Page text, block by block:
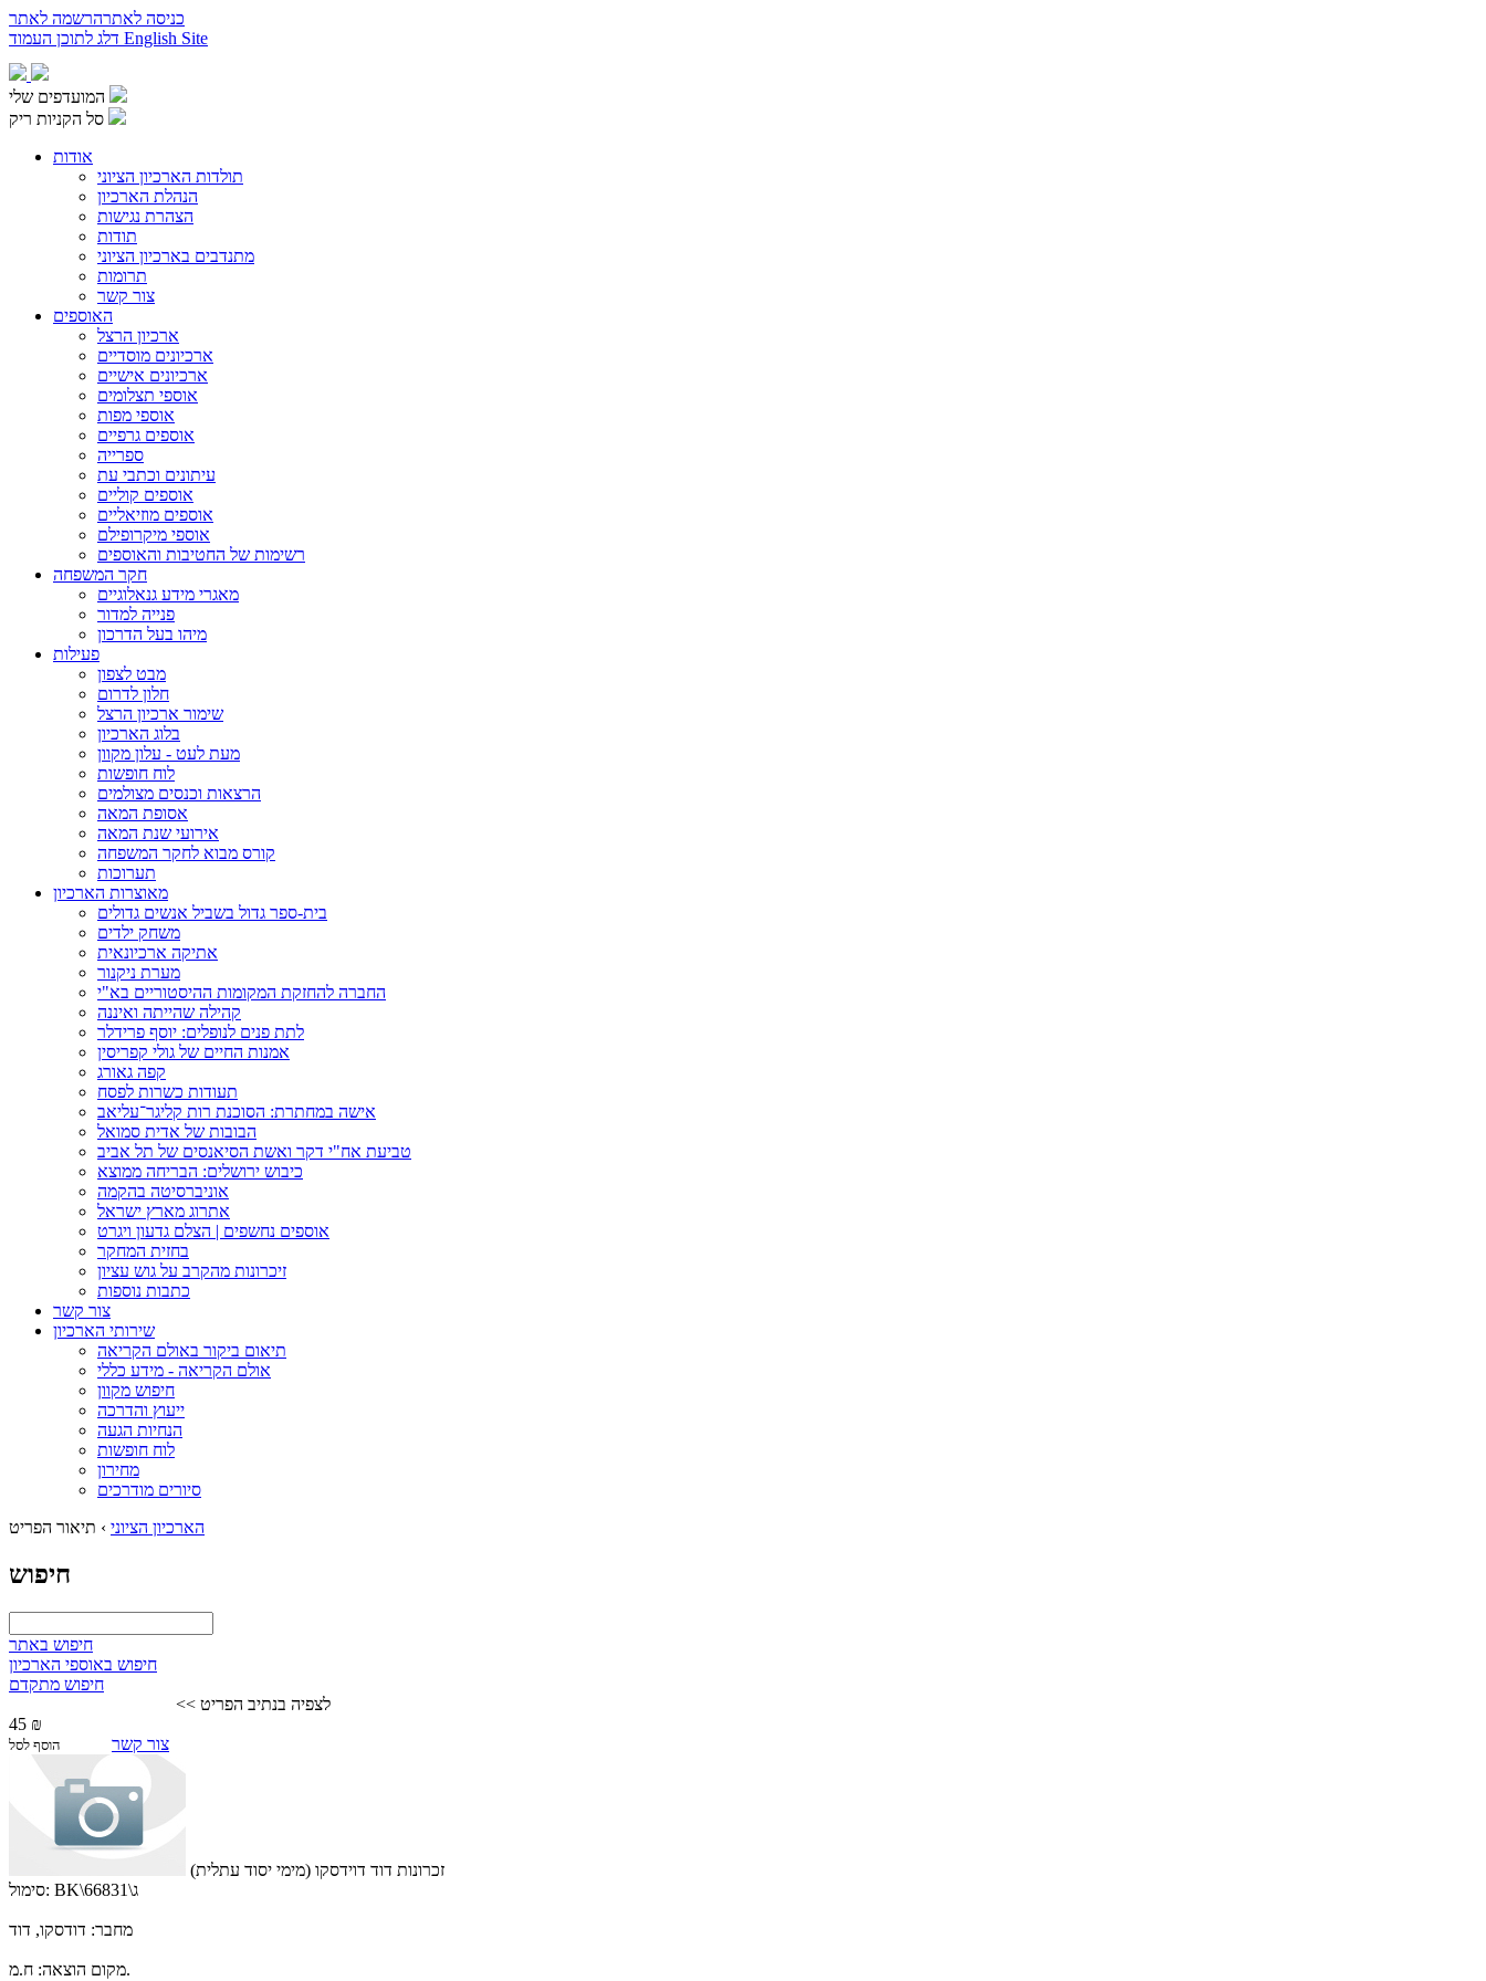
כניסה לאתרהרשמה לאתר
English Site
המועדפים שלי
סל הקניות ריק
אודות
תולדות הארכיון הציוני
הנהלת הארכיון
הצהרת נגישות
תודות
מתנדבים בארכיון הציוני
תרומות
צור קשר
האוספים
ארכיון הרצל
ארכיונים מוסדיים
ארכיונים אישיים
אוספי תצלומים
אוספי מפות
אוספים גרפיים
ספרייה
עיתונים וכתבי עת
אוספים קוליים
אוספים מוזיאליים
אוספי מיקרופילם
רשימות של החטיבות והאוספים
חקר המשפחה
מאגרי מידע גנאלוגיים
פנייה למדור
מיהו בעל הדרכון
פעילות
מבט לצפון
חלון לדרום
שימור ארכיון הרצל
בלוג הארכיון
מעת לעט - עלון מקוון
לוח חופשות
הרצאות וכנסים מצולמים
אסופת המאה
אירועי שנת המאה
קורס מבוא לחקר המשפחה
תערוכות
מאוצרות הארכיון
בית-ספר גדול בשביל אנשים גדולים
משחק ילדים
אתיקה ארכיונאית
מערת ניקנור
החברה להחזקת המקומות ההיסטוריים בא"י
קהילה שהייתה ואיננה
לתת פנים לנופלים: יוסף פרידלר
אמנות החיים של גולי קפריסין
קפה גאורג
תעודות כשרות לפסח
אישה במחתרת: הסוכנת רות קליגר־עליאב
הבובות של אדית סמואל
טביעת אח"י דקר ואשת הסיאנסים של תל אביב
כיבוש ירושלים: הבריחה ממוצא
אוניברסיטה בהקמה
אתרוג מארץ ישראל
אוספים נחשפים | הצלם גדעון ויגרט
בחזית המחקר
זיכרונות מהקרב על גוש עציון
כתבות נוספות
צור קשר
שירותי הארכיון
תיאום ביקור באולם הקריאה
אולם הקריאה - מידע כללי
חיפוש מקוון
ייעוץ והדרכה
הנחיות הגעה
לוח חופשות
מחירון
סיורים מודרכים
הארכיון הציוני › תיאור הפריט
חיפוש
חיפוש באתר
חיפוש באוספי הארכיון
חיפוש מתקדם
לצפיה בנתיב הפריט >>
45 ₪
הוסף לסל צור קשר
זכרונות דוד דוידסקו (מימי יסוד עתלית)
סימול:
BK\66831\ג
מחבר: דודסקו, דוד
מקום הוצאה:ח.מ.